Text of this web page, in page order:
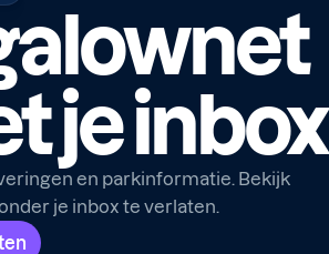
je inbox
en parkinformatie. Bekijk
je inbox te verlaten.